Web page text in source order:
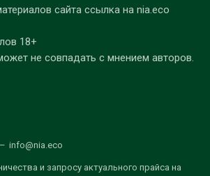
сайта ссылка на nia.eco
18+
не совпадать с мнением авторов.
info@nia.eco
и запросу актуального прайса на